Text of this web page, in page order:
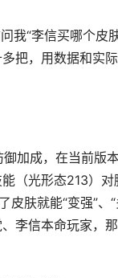
“李信买哪个皮
把，用数据和实
加成，在当前版
（光形态213）
肤就能“变强”、
李信本命玩家，